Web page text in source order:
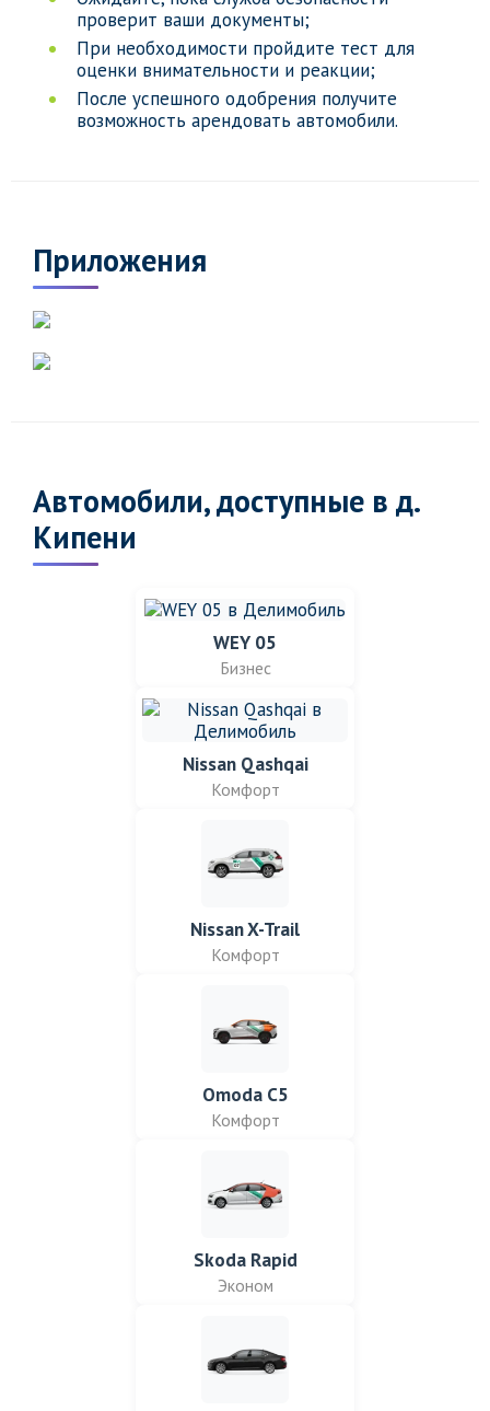
проверит ваши документы;
При необходимости пройдите тест для
оценки внимательности и реакции;
После успешного одобрения получите
возможность арендовать автомобили.
Приложения
Автомобили, доступные в д.
Кипени
WEY 05
Бизнес
Nissan Qashqai
Комфорт
Nissan X-Trail
Комфорт
Omoda C5
Комфорт
Skoda Rapid
Эконом